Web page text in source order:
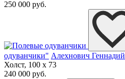
250 000 руб.
одуванчики" Алехнович Геннадий
Холст, 100 x 73
240 000 руб.